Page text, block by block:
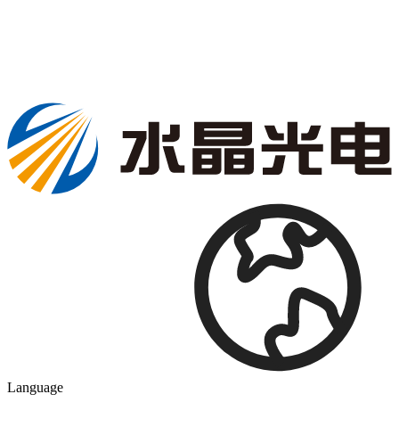
Language